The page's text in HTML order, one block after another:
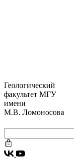
Геологический
факультет МГУ
имени
М.В. Ломоносова